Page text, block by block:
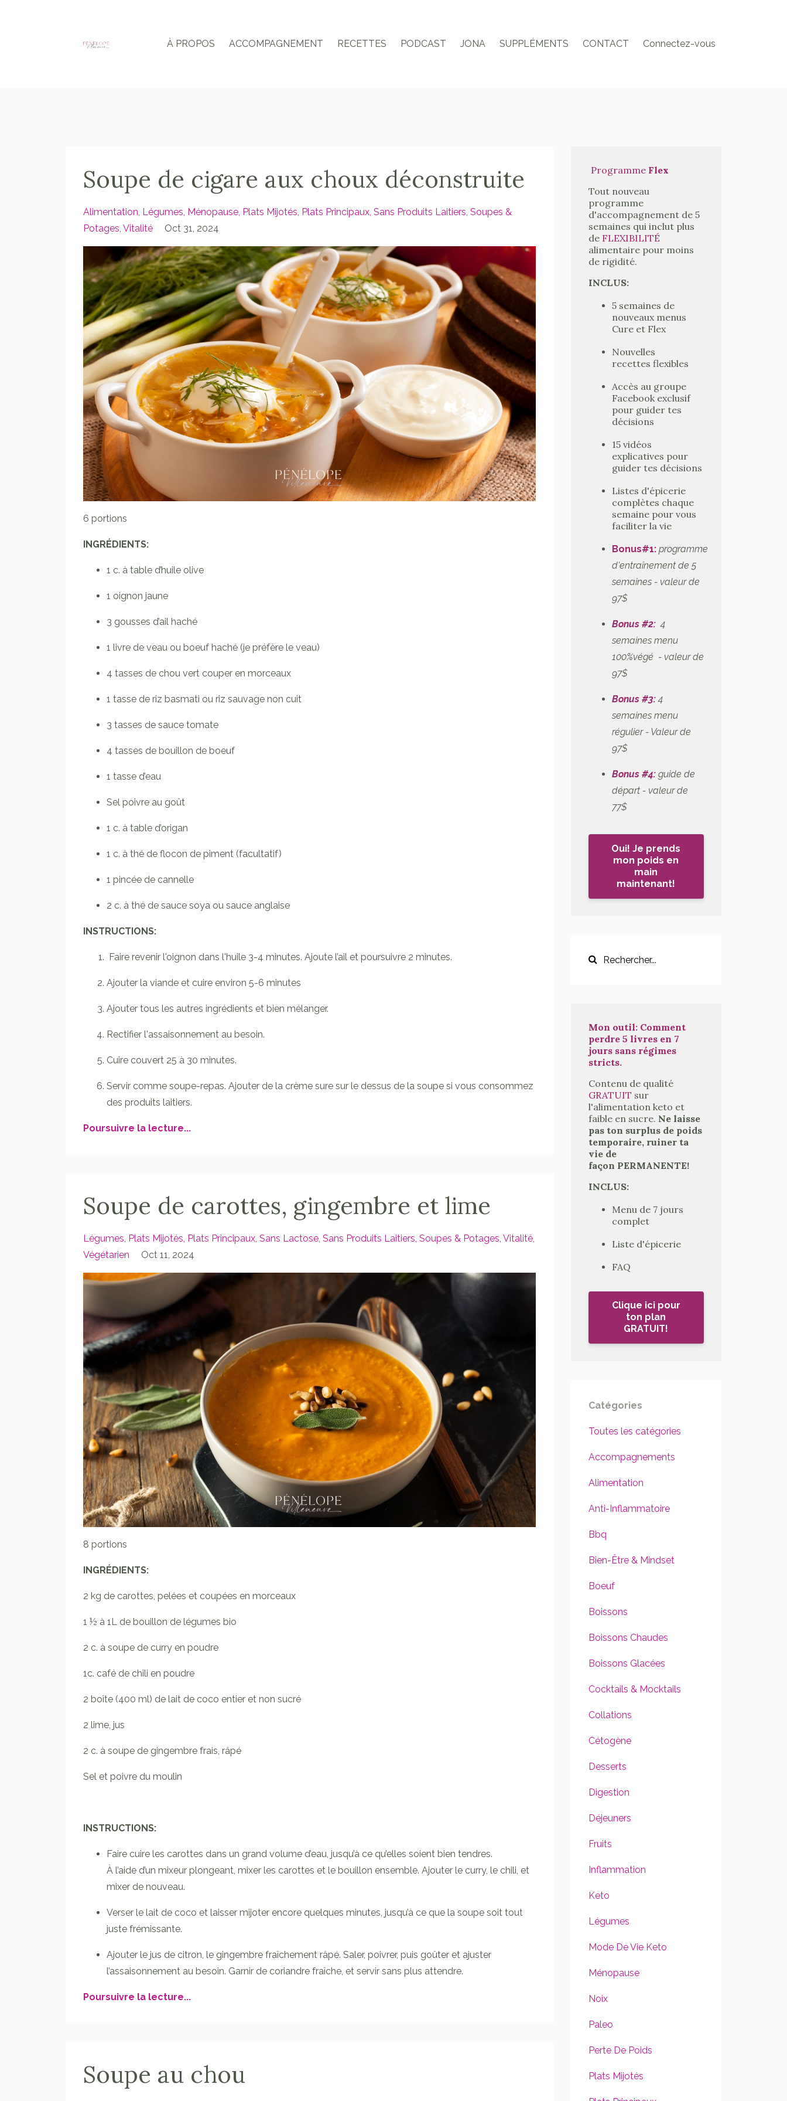
À PROPOS ACCOMPAGNEMENT RECETTES PODCAST JONA SUPPLÉMENTS CONTACT Connectez-vous
Soupe de cigare aux choux déconstruite
Alimentation Légumes Ménopause Plats Mijotés Plats Principaux Sans Produits Laitiers Soupes &
Potages Vitalité Oct 31, 2024
6 portions
INGRÉDIENTS:
1 c. à table d’huile olive
1 oignon jaune
3 gousses d’ail haché
1 livre de veau ou boeuf haché (je préfère le veau)
4 tasses de chou vert couper en morceaux
1 tasse de riz basmati ou riz sauvage non cuit
3 tasses de sauce tomate
4 tasses de bouillon de boeuf
1 tasse d’eau
Sel poivre au goût
1 c. à table d’origan
1 c. à thé de flocon de piment (facultatif)
1 pincée de cannelle
2 c. à thé de sauce soya ou sauce anglaise
INSTRUCTIONS:
Faire revenir l'oignon dans l'huile 3-4 minutes. Ajoute l’ail et poursuivre 2 minutes.
Ajouter la viande et cuire environ 5-6 minutes
Ajouter tous les autres ingrédients et bien mélanger.
Rectifier l'assaisonnement au besoin.
Cuire couvert 25 à 30 minutes.
Servir comme soupe-repas. Ajouter de la crème sure sur le dessus de la soupe si vous consommez
des produits laitiers.
Poursuivre la lecture...
Soupe de carottes, gingembre et lime
Légumes Plats Mijotés Plats Principaux Sans Lactose Sans Produits Laitiers Soupes & Potages Vitalité
Végétarien
Oct 11, 2024
8 portions
INGRÉDIENTS:
2 kg de carottes, pelées et coupées en morceaux
1 ½ à 1L de bouillon de légumes bio
2 c. à soupe de curry en poudre
1c. café de chili en poudre
2 boîte (400 ml) de lait de coco entier et non sucré
2 lime, jus
2 c. à soupe de gingembre frais, râpé
Sel et poivre du moulin
INSTRUCTIONS:
Faire cuire les carottes dans un grand volume d’eau, jusqu’à ce qu’elles soient bien tendres.
À l’aide d’un mixeur plongeant, mixer les carottes et le bouillon ensemble. Ajouter le curry, le chili, et
mixer de nouveau.
Verser le lait de coco et laisser mijoter encore quelques minutes, jusqu’à ce que la soupe soit tout
juste frémissante.
Ajouter le jus de citron, le gingembre fraîchement râpé. Saler, poivrer, puis goûter et ajuster
l’assaisonnement au besoin. Garnir de coriandre fraîche, et servir sans plus attendre.
Poursuivre la lecture...
Soupe au chou
ProgrammeFlex
Tout nouveau
programme
d'accompagnement de 5
semaines qui inclut plus
de FLEXIBILITÉ
alimentaire pour moins
de rigidité.
INCLUS:
5 semaines de
nouveaux menus
Cure et Flex
Nouvelles
recettes flexibles
Accès au groupe
Facebook exclusif
pour guider tes
décisions
15 vidéos
explicatives pour
guider tes décisions
Listes d'épicerie
complètes chaque
semaine pour vous
faciliter la vie
Bonus#1: programme
d'entraînement de 5
semaines - valeur de
97$
Bonus #2: 4
semaines menu
100%végé - valeur de
97$
Bonus #3: 4
semaines menu
régulier - Valeur de
97$
Bonus #4: guide de
départ - valeur de
77$
Oui! Je prends
mon poids en
main
maintenant!
Mon outil: Comment
perdre 5 livres en 7
jours sans régimes
stricts.
Contenu de qualité
GRATUIT sur
l'alimentation keto et
faible en sucre. Ne laisse
pas ton surplus de poids
temporaire, ruiner ta
vie de
façon PERMANENTE!
INCLUS:
Menu de 7 jours
complet
Liste d'épicerie
FAQ
Clique ici pour
ton plan
GRATUIT!
Catégories
Toutes les catégories
Accompagnements
Alimentation
Anti-Inflammatoire
Bbq
Bien-Être & Mindset
Boeuf
Boissons
Boissons Chaudes
Boissons Glacées
Cocktails & Mocktails
Collations
Cétogène
Desserts
Digestion
Déjeuners
Fruits
Inflammation
Keto
Légumes
Mode De Vie Keto
Ménopause
Noix
Paleo
Perte De Poids
Plats Mijotés